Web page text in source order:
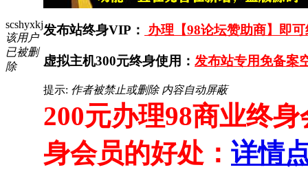
scshyxkj
该用户
已被删
除
发布站终身VIP： 办理【98论坛赞助商】即
虚拟主机300元终身使用： 发布站专用免备案
提示: 作者被禁止或删除 内容自动屏蔽
200元办理98商业终
身会员的好处： 详情